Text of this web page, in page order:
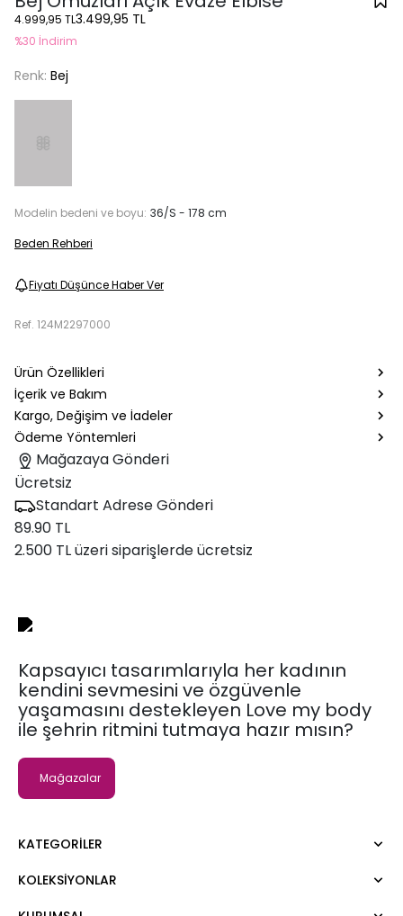
4.999,95 TL3.499,95 TL
%30 İndirim
Renk: Bej
Modelin bedeni ve boyu: 36/S - 178 cm
Beden Rehberi
Fiyatı Düşünce Haber Ver
Ref. 124M2297000
Ürün Özellikleri
İçerik ve Bakım
Kargo, Değişim ve İadeler
Ödeme Yöntemleri
Mağazaya Gönderi
Ücretsiz
Standart Adrese Gönderi
89.90 TL
2.500 TL üzeri siparişlerde ücretsiz
Kapsayıcı tasarımlarıyla her kadının
kendini sevmesini ve özgüvenle
yaşamasını destekleyen Love my body
ile şehrin ritmini tutmaya hazır mısın?
Mağazalar
KATEGORILER
Elbise
KOLEKSIYONLAR